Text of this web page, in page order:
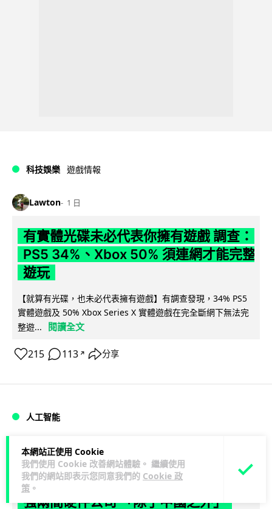
本網站正使用 Cookie
我們使用 Cookie 改善網站體驗。 繼續使用
我們的網站即表示您同意我們的 Cookie 政
策 。
科技娛樂 遊戲情報
Lawton 1 日
有實體光碟未必代表你擁有遊戲 調查：
PS5 34%、Xbox 50% 須連網才能完整
遊玩
【就算有光碟，也未必代表擁有遊戲】有調查發現，34% PS5
實體遊戲及 50% Xbox Series X 實體遊戲在完全斷網下無法完
整遊...
閱讀全文
215 113 ↗ 分享
人工智能
Lawton 1 日
Elon Musk 稱 SpaceX Tesla 是地球最
強兩間硬件公司 「除了中國之外」